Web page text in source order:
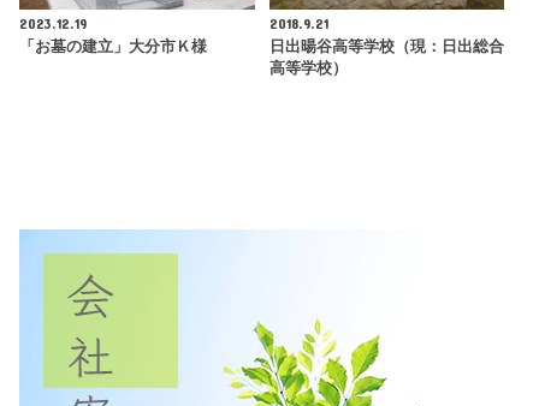
2023.12.19
「お墓の建立」大分市Ｋ様
2018.9.21
日出暘谷高等学校（現：日出総合
高等学校）